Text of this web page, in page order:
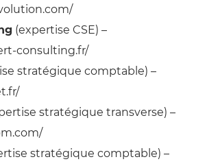
(expertise CSE) –
consulting.fr/
stratégique comptable) –
stratégique transverse) –
stratégique comptable) –